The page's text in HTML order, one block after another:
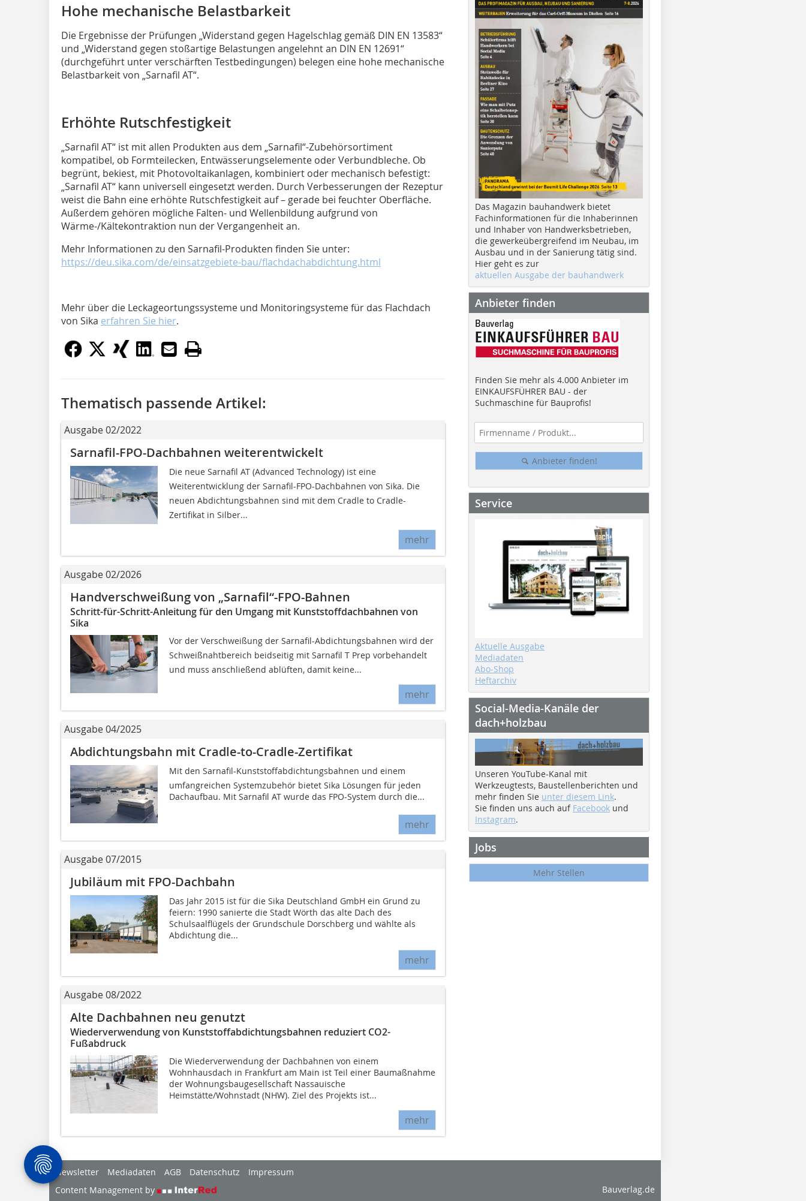
Hohe mechanische Belastbarkeit
Die Ergebnisse der Prüfungen „Widerstand gegen Hagelschlag gemäß DIN EN 13583“
und „Widerstand gegen stoßartige Belastungen angelehnt an DIN EN 12691“
(durchgeführt unter verschärften Testbedingungen) belegen eine hohe mechanische
Belastbarkeit von „Sarnafil AT“.
Erhöhte Rutschfestigkeit
„Sarnafil AT“ ist mit allen Produkten aus dem „Sarnafil“-Zubehörsortiment
kompatibel, ob Formteilecken, Entwässerungselemente oder Verbundbleche. Ob
begrünt, bekiest, mit Photovoltaikanlagen, kombiniert oder mechanisch befestigt:
„Sarnafil AT“ kann universell eingesetzt werden. Durch Verbesserungen der Rezeptur
weist die Bahn eine erhöhte Rutschfestigkeit auf – gerade bei feuchter Oberfläche.
Außerdem gehören mögliche Falten- und Wellenbildung aufgrund von
Wärme-/Kältekontraktion nun der Vergangenheit an.
Mehr Informationen zu den Sarnafil-Produkten finden Sie unter:
https://deu.sika.com/de/einsatzgebiete-bau/flachdachabdichtung.html
Mehr über die Leckageortungssysteme und Monitoringsysteme für das Flachdach
von Sika erfahren Sie hier.
Thematisch passende Artikel:
Ausgabe 02/2022
Sarnafil-FPO-Dachbahnen weiterentwickelt
Die neue Sarnafil AT (Advanced Technology) ist eine
Weiterentwicklung der Sarnafil-FPO-Dachbahnen von Sika. Die
neuen Abdichtungsbahnen sind mit dem Cradle to Cradle-
Zertifikat in Silber...
mehr
Ausgabe 02/2026
Handverschweißung von „Sarnafil“-FPO-Bahnen
Schritt-für-Schritt-Anleitung für den Umgang mit Kunststoffdachbahnen von
Sika
Vor der Verschweißung der Sarnafil-Abdichtungsbahnen wird der
Schweißnahtbereich beidseitig mit Sarnafil T Prep vorbehandelt
und muss anschließend ablüften, damit keine...
mehr
Ausgabe 04/2025
Abdichtungsbahn mit Cradle-to-Cradle-Zertifikat
Mit den Sarnafil-Kunststoffabdichtungsbahnen und einem
umfangreichen Systemzubehör bietet Sika Lösungen für jeden
Dachaufbau. Mit Sarnafil AT wurde das FPO-System durch die...
mehr
Ausgabe 07/2015
Jubiläum mit FPO-Dachbahn
Das Jahr 2015 ist für die Sika Deutschland GmbH ein Grund zu
feiern: 1990 sanierte die Stadt Wörth das alte Dach des
Schulsaalflügels der Grundschule Dorschberg und wählte als
Abdichtung die...
mehr
Ausgabe 08/2022
Alte Dachbahnen neu genutzt
Wiederverwendung von Kunststoffabdichtungsbahnen reduziert CO2-
Fußabdruck
Die Wiederverwendung der Dachbahnen von einem
Wohnhausdach in Frankfurt am Main ist Teil einer Baumaßnahme
der Wohnungsbaugesellschaft Nassauische
Heimstätte/Wohnstadt (NHW). Ziel des Projekts ist...
mehr
Das Magazin bauhandwerk bietet
Fachinformationen für die Inhaberinnen
und Inhaber von Handwerksbetrieben,
die gewerkeübergreifend im Neubau, im
Ausbau und in der Sanierung tätig sind.
Hier geht es zur
aktuellen Ausgabe der bauhandwerk
Anbieter finden
Finden Sie mehr als 4.000 Anbieter im
EINKAUFSFÜHRER BAU - der
Suchmaschine für Bauprofis!
Anbieter finden!
Service
Aktuelle Ausgabe
Mediadaten
Abo-Shop
Heftarchiv
Social-Media-Kanäle der
dach+holzbau
Unseren YouTube-Kanal mit
Werkzeugtests, Baustellenberichten und
mehr finden Sie unter diesem Link.
Sie finden uns auch auf Facebook und
Instagram.
Jobs
Mehr Stellen
Newsletter Mediadaten AGB Datenschutz
Impressum
Content Management by
Bauverlag.de